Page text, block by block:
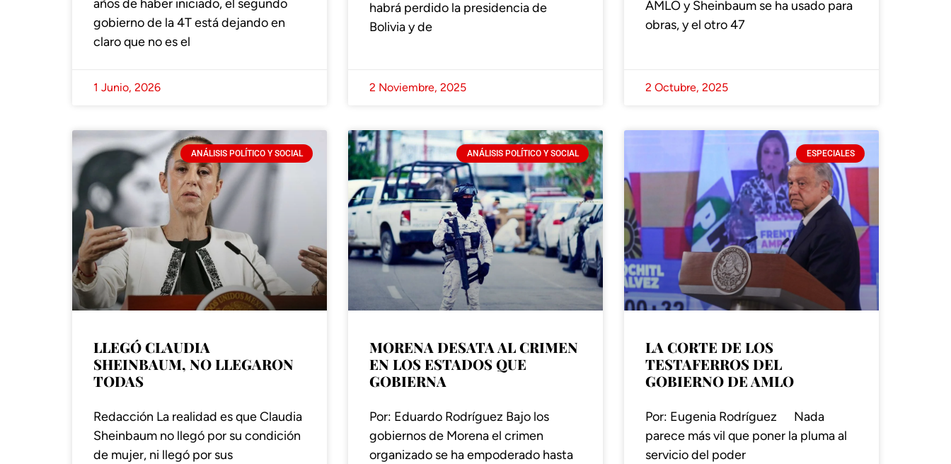
años de haber iniciado, el segundo
gobierno de la 4T está dejando en
claro que no es el
1 Junio, 2026
habrá perdido la presidencia de
Bolivia y de
2 Noviembre, 2025
AMLO y Sheinbaum se ha usado para
obras, y el otro 47
2 Octubre, 2025
ANÁLISIS POLÍTICO Y SOCIAL
LLEGÓ CLAUDIA
SHEINBAUM, NO LLEGARON
TODAS
Redacción La realidad es que Claudia
Sheinbaum no llegó por su condición
de mujer, ni llegó por sus
ANÁLISIS POLÍTICO Y SOCIAL
MORENA DESATA AL CRIMEN
EN LOS ESTADOS QUE
GOBIERNA
Por: Eduardo Rodríguez Bajo los
gobiernos de Morena el crimen
organizado se ha empoderado hasta
ESPECIALES
LA CORTE DE LOS
TESTAFERROS DEL
GOBIERNO DE AMLO
Por: Eugenia Rodríguez Nada
parece más vil que poner la pluma al
servicio del poder